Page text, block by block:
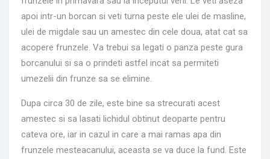
apoi intr-un borcan si veti turna peste ele ulei de masline,
ulei de migdale sau un amestec din cele doua, atat cat sa
acopere frunzele. Va trebui sa legati o panza peste gura
borcanului si sa o prindeti astfel incat sa permiteti
umezelii din frunze sa se elimine.
Dupa circa 30 de zile, este bine sa strecurati acest
amestec si sa lasati lichidul obtinut deoparte pentru
cateva ore, iar in cazul in care a mai ramas apa din
frunzele mesteacanului, aceasta se va duce la fund. Este